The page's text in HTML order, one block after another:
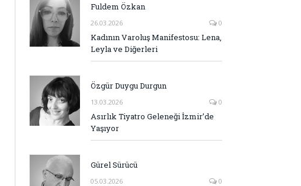
Fuldem Özkan
26.03.2026 0
Kadının Varoluş Manifestosu: Lena,
Leyla ve Diğerleri
Özgür Duygu Durgun
13.03.2026 0
Asırlık Tiyatro Geleneği İzmir’de
Yaşıyor
Gürel Sürücü
05.03.2026 0